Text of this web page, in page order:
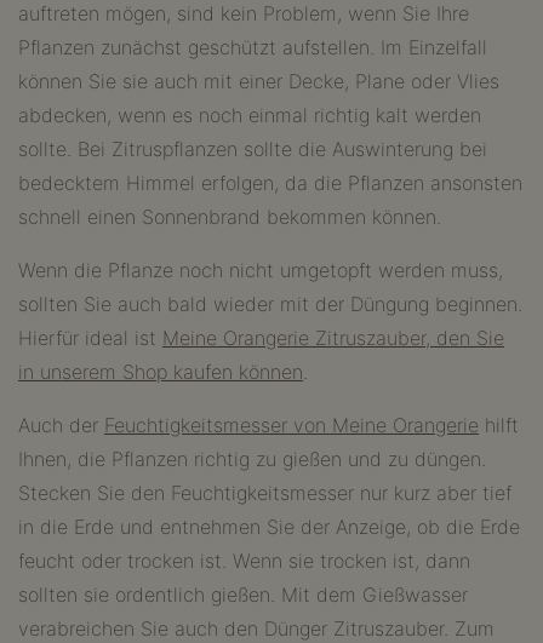
auftreten mögen, sind kein Problem, wenn Sie Ihre
Pflanzen zunächst geschützt aufstellen. Im Einzelfall
können Sie sie auch mit einer Decke, Plane oder Vlies
abdecken, wenn es noch einmal richtig kalt werden
sollte. Bei Zitruspflanzen sollte die Auswinterung bei
bedecktem Himmel erfolgen, da die Pflanzen ansonsten
schnell einen Sonnenbrand bekommen können.
Wenn die Pflanze noch nicht umgetopft werden muss,
sollten Sie auch bald wieder mit der Düngung beginnen.
Hierfür ideal ist Meine Orangerie Zitruszauber, den Sie
in unserem Shop kaufen können.
Auch der Feuchtigkeitsmesser von Meine Orangerie hilft
Ihnen, die Pflanzen richtig zu gießen und zu düngen.
Stecken Sie den Feuchtigkeitsmesser nur kurz aber tief
in die Erde und entnehmen Sie der Anzeige, ob die Erde
feucht oder trocken ist. Wenn sie trocken ist, dann
sollten sie ordentlich gießen. Mit dem Gießwasser
verabreichen Sie auch den Dünger Zitruszauber. Zum